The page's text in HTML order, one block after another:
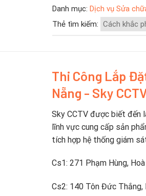
Danh mục: Dịch vụ Sửa
Thẻ tìm kiếm: Cách khắc
Thi Công Lắp
Nẵng - Sky
Sky CCTV được biết đến
lĩnh vực cung cấp sản
tích hợp hệ thống giám
Cs1: 271 Phạm Hùng,
Cs2: 140 Tôn Đức Thắng,